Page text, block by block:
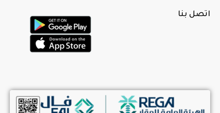
اتصل بنا